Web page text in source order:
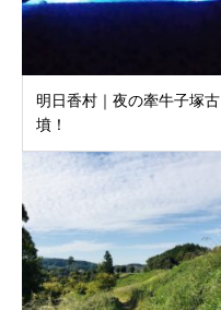
明日香村｜夜の牽牛子塚古
墳！